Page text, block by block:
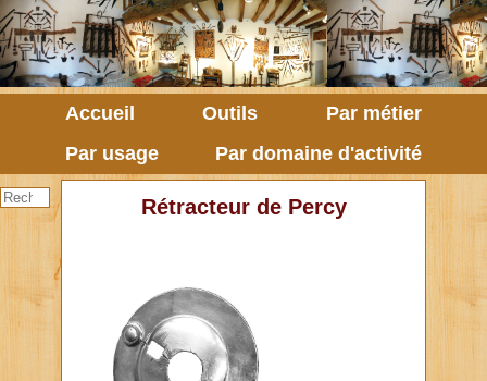
Accueil Outils
Par métier
Par usage
Par domaine d'activité
Rétracteur de Percy